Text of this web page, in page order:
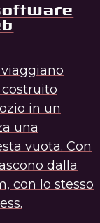
in un
una
vuota. Con
dalla
con lo stesso